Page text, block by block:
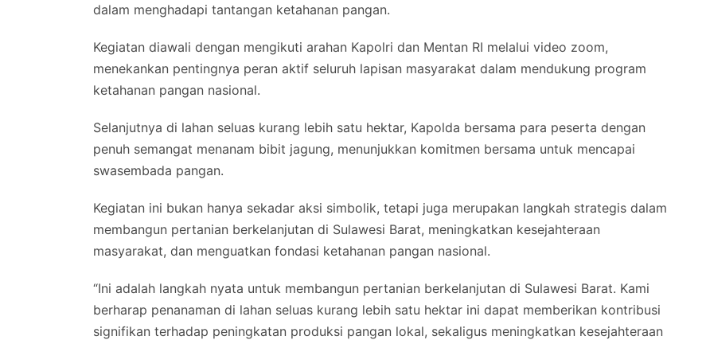
dalam menghadapi tantangan ketahanan pangan.
Kegiatan diawali dengan mengikuti arahan Kapolri dan Mentan RI melalui video zoom,
menekankan pentingnya peran aktif seluruh lapisan masyarakat dalam mendukung program
ketahanan pangan nasional.
Selanjutnya di lahan seluas kurang lebih satu hektar, Kapolda bersama para peserta dengan
penuh semangat menanam bibit jagung, menunjukkan komitmen bersama untuk mencapai
swasembada pangan.
Kegiatan ini bukan hanya sekadar aksi simbolik, tetapi juga merupakan langkah strategis dalam
membangun pertanian berkelanjutan di Sulawesi Barat, meningkatkan kesejahteraan
masyarakat, dan menguatkan fondasi ketahanan pangan nasional.
“Ini adalah langkah nyata untuk membangun pertanian berkelanjutan di Sulawesi Barat. Kami
berharap penanaman di lahan seluas kurang lebih satu hektar ini dapat memberikan kontribusi
signifikan terhadap peningkatan produksi pangan lokal, sekaligus meningkatkan kesejahteraan